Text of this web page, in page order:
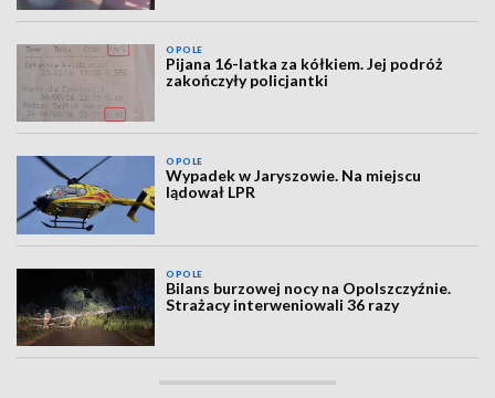
OPOLE
Pijana 16-latka za kółkiem. Jej podróż
zakończyły policjantki
OPOLE
Wypadek w Jaryszowie. Na miejscu
lądował LPR
OPOLE
Bilans burzowej nocy na Opolszczyźnie.
Strażacy interweniowali 36 razy